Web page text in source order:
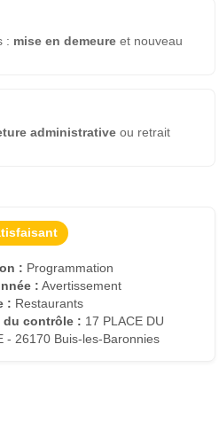
: mise en demeure et nouveau
administrative ou retrait
: Programmation
: Avertissement
: Restaurants
du contrôle : 17 PLACE DU
- 26170 Buis-les-Baronnies